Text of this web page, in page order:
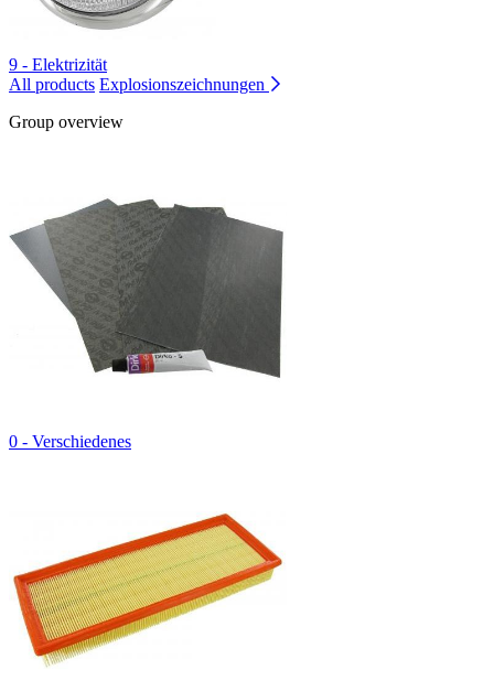
9 - Elektrizität
All products Explosionszeichnungen
Group overview
0 - Verschiedenes